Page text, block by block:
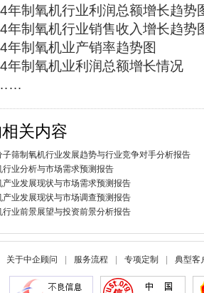
年制氧机行业利润总额增长趋势
年制氧机行业销售收入增长趋势
年制氧机业产销率趋势图
年制氧机业利润总额增长情况
……
关内容
筛制氧机行业发展趋势与行业竞争对手分析报告
业分析与市场需求预测报告
业发展现状与市场需求预测报告
业发展现状与市场调查预测报告
业前景展望与投资前景分析报告
关于中企顾问 服务流程 专项定制 典型客